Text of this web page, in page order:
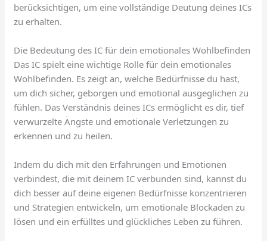
berücksichtigen, um eine vollständige Deutung deines ICs
zu erhalten.
Die Bedeutung des IC für dein emotionales Wohlbefinden
Das IC spielt eine wichtige Rolle für dein emotionales
Wohlbefinden. Es zeigt an, welche Bedürfnisse du hast,
um dich sicher, geborgen und emotional ausgeglichen zu
fühlen. Das Verständnis deines ICs ermöglicht es dir, tief
verwurzelte Ängste und emotionale Verletzungen zu
erkennen und zu heilen.
Indem du dich mit den Erfahrungen und Emotionen
verbindest, die mit deinem IC verbunden sind, kannst du
dich besser auf deine eigenen Bedürfnisse konzentrieren
und Strategien entwickeln, um emotionale Blockaden zu
lösen und ein erfülltes und glückliches Leben zu führen.